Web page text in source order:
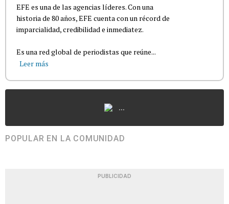
EFE es una de las agencias líderes. Con una
historia de 80 años, EFE cuenta con un récord de
imparcialidad, credibilidad e inmediatez.
Es una red global de periodistas que reúne...
Leer más
...
POPULAR EN LA COMUNIDAD
PUBLICIDAD